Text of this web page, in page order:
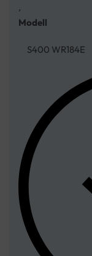
,
Modell
S400 WR184E